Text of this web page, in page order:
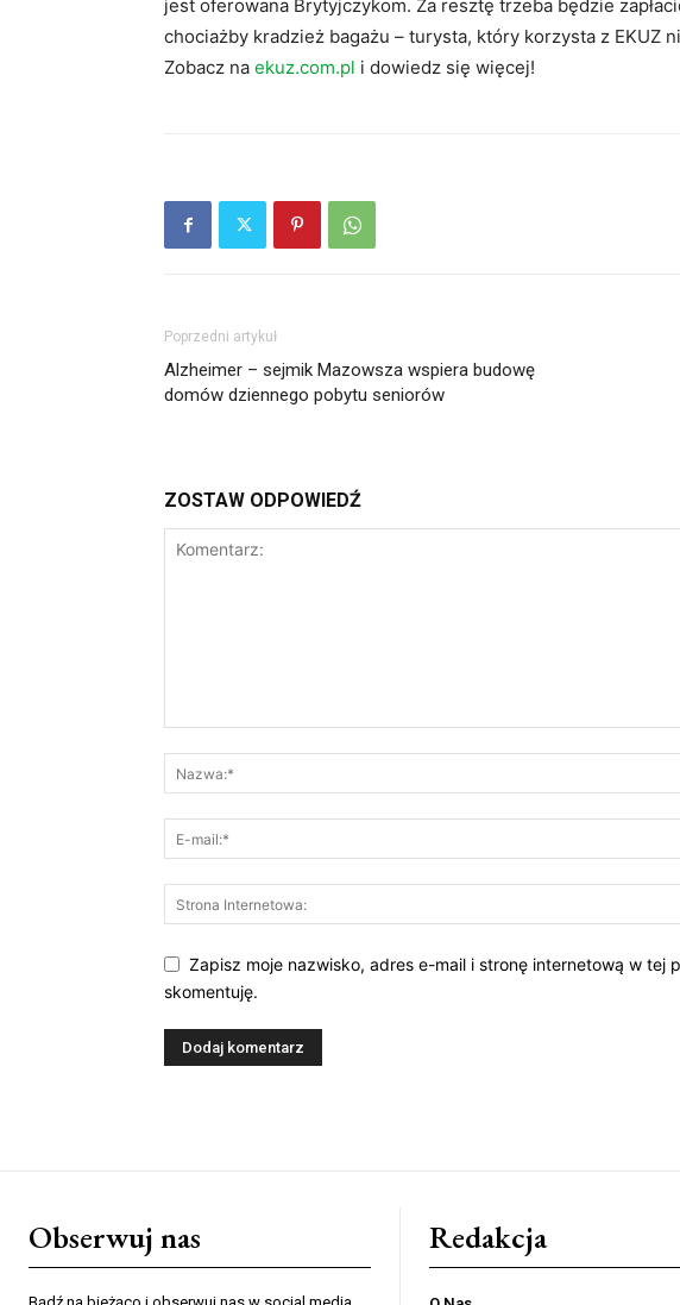
jest oferowana Brytyjczykom. Za resztę trzeba będzie
chociażby kradzież bagażu – turysta, który korzysta z EKUZ
Zobacz na ekuz.com.pl i dowiedz się więcej!
Poprzedni artykuł
Alzheimer – sejmik Mazowsza wspiera budowę
domów dziennego pobytu seniorów
ZOSTAW ODPOWIEDŹ
Zapisz moje nazwisko, adres e-mail i stronę internetową w tej
skomentuję.
Obserwuj nas Redakcja